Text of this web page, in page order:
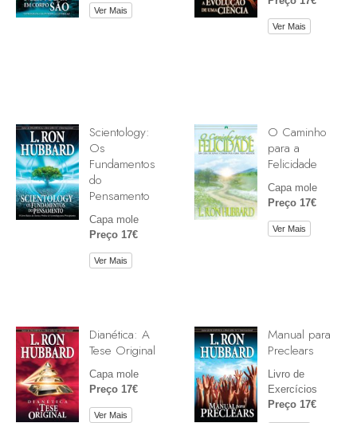
Ver Mais
Ver Mais
Scientology:
Os
Fundamentos
do
Pensamento
Capa mole
Preço 17€
Ver Mais
O Caminho
para a
Felicidade
Capa mole
Preço 17€
Ver Mais
Dianética: A
Tese Original
Capa mole
Preço 17€
Ver Mais
Manual para
Preclears
Livro de
Exercícios
Preço 17€